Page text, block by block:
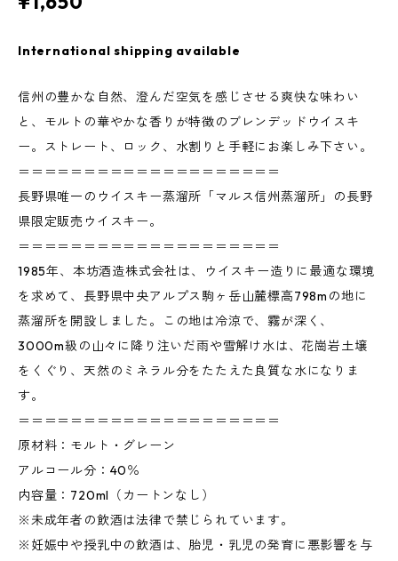
International shipping available
信州の豊かな自然、澄んだ空気を感じさせる爽快な味わい
と、モルトの華やかな香りが特徴のブレンデッドウイスキ
ー。ストレート、ロック、水割りと手軽にお楽しみ下さい。
＝＝＝＝＝＝＝＝＝＝＝＝＝＝＝＝＝＝＝＝
長野県唯一のウイスキー蒸溜所「マルス信州蒸溜所」の長野
県限定販売ウイスキー。
＝＝＝＝＝＝＝＝＝＝＝＝＝＝＝＝＝＝＝＝
1985年、本坊酒造株式会社は、ウイスキー造りに最適な環境
を求めて、長野県中央アルプス駒ヶ岳山麓標高798mの地に
蒸溜所を開設しました。この地は冷涼で、霧が深く、
3000m級の山々に降り注いだ雨や雪解け水は、花崗岩土壌
をくぐり、天然のミネラル分をたたえた良質な水になりま
す。
＝＝＝＝＝＝＝＝＝＝＝＝＝＝＝＝＝＝＝＝
原材料：モルト・グレーン
アルコール分：40％
内容量：720ml（カートンなし）
※未成年者の飲酒は法律で禁じられています。
※妊娠中や授乳中の飲酒は、胎児・乳児の発育に悪影響を与